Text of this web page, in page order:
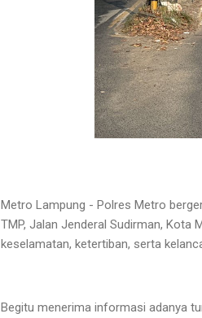
Metro Lampung - Polres Metro
TMP, Jalan Jenderal Sudirman, Kota
keselamatan, ketertiban, serta
Begitu menerima informasi adanya